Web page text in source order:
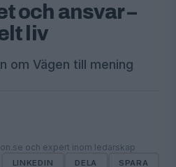
och ansvar –
liv
om Vägen till mening
och expert inom ledarskap
LINKEDIN DELA SPARA